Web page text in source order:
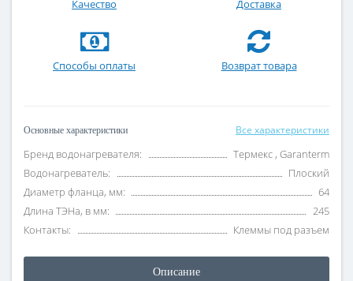
Качество Доставка
Способы оплаты Возврат товара
Основные характеристики Все характеристики
Бренд водонагревателя:
Термекс , Garanterm
Водонагреватель:
Плоский
Диаметр фланца, мм:
64
Длина ТЭНа, в мм:
245
Контакты:
Клеммы под разъем
Описание